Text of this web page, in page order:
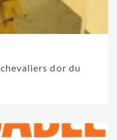
dor du